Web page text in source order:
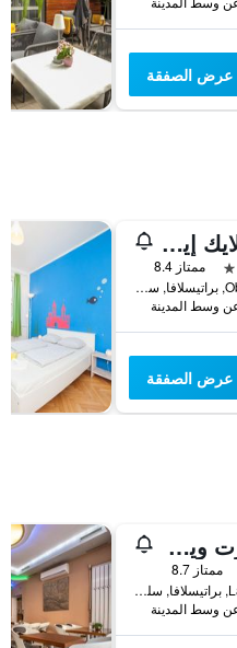
عرض الصفقة
تشورز لايك إيه هوتل | كابسولا آن ارا ارتي بوتيك هوستل براتيسلافا | سيتي سنتر
ممتاز 8.4
43 Obchodná, براتيسلافا, سلوفاكيا
عرض الصفقة
فندق آرت ويليام
ممتاز 8.7
Laurinska 17, براتيسلافا, سلوفاكيا